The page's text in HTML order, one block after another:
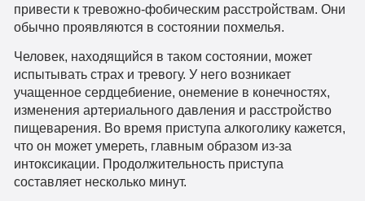
привести к тревожно-фобическим расстройствам. Они
обычно проявляются в состоянии похмелья.
Человек, находящийся в таком состоянии, может
испытывать страх и тревогу. У него возникает
учащенное сердцебиение, онемение в конечностях,
изменения артериального давления и расстройство
пищеварения. Во время приступа алкоголику кажется,
что он может умереть, главным образом из-за
интоксикации. Продолжительность приступа
составляет несколько минут.